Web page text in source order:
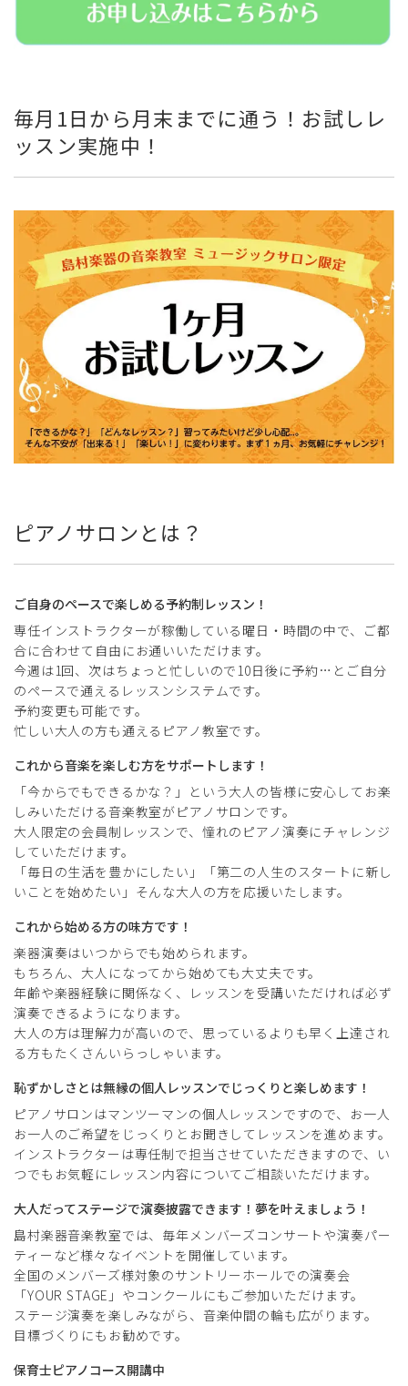
毎月1日から月末までに通う！お試しレ
ッスン実施中！
ピアノサロンとは？
ご自身のペースで楽しめる予約制レッスン！
専任インストラクターが稼働している曜日・時間の中で、ご都
合に合わせて自由にお通いいただけます。
今週は1回、次はちょっと忙しいので10日後に予約…とご自分
のペースで通えるレッスンシステムです。
予約変更も可能です。
忙しい大人の方も通えるピアノ教室です。
これから音楽を楽しむ方をサポートします！
「今からでもできるかな？」という大人の皆様に安心してお楽
しみいただける音楽教室がピアノサロンです。
大人限定の会員制レッスンで、憧れのピアノ演奏にチャレンジ
していただけます。
「毎日の生活を豊かにしたい」「第二の人生のスタートに新し
いことを始めたい」そんな大人の方を応援いたします。
これから始める方の味方です！
楽器演奏はいつからでも始められます。
もちろん、大人になってから始めても大丈夫です。
年齢や楽器経験に関係なく、レッスンを受講いただければ必ず
演奏できるようになります。
大人の方は理解力が高いので、思っているよりも早く上達され
る方もたくさんいらっしゃいます。
恥ずかしさとは無縁の個人レッスンでじっくりと楽しめます！
ピアノサロンはマンツーマンの個人レッスンですので、お一人
お一人のご希望をじっくりとお聞きしてレッスンを進めます。
インストラクターは専任制で担当させていただきますので、い
つでもお気軽にレッスン内容についてご相談いただけます。
大人だってステージで演奏披露できます！夢を叶えましょう！
島村楽器音楽教室では、毎年メンバーズコンサートや演奏パー
ティーなど様々なイベントを開催しています。
全国のメンバーズ様対象のサントリーホールでの演奏会
「YOUR STAGE」やコンクールにもご参加いただけます。
ステージ演奏を楽しみながら、音楽仲間の輪も広がります。
目標づくりにもお勧めです。
保育士ピアノコース開講中